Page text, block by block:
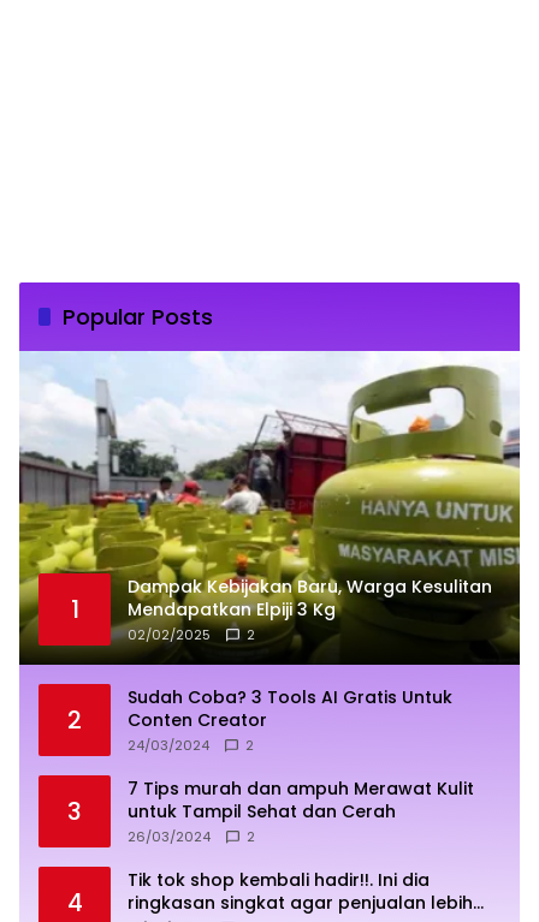
Popular Posts
1
Dampak Kebijakan Baru, Warga Kesulitan
Mendapatkan Elpiji 3 Kg
02/02/2025 2
2
Sudah Coba? 3 Tools AI Gratis Untuk
Conten Creator
24/03/2024 2
3
7 Tips murah dan ampuh Merawat Kulit
untuk Tampil Sehat dan Cerah
26/03/2024 2
4
Tik tok shop kembali hadir!!. Ini dia
ringkasan singkat agar penjualan lebih